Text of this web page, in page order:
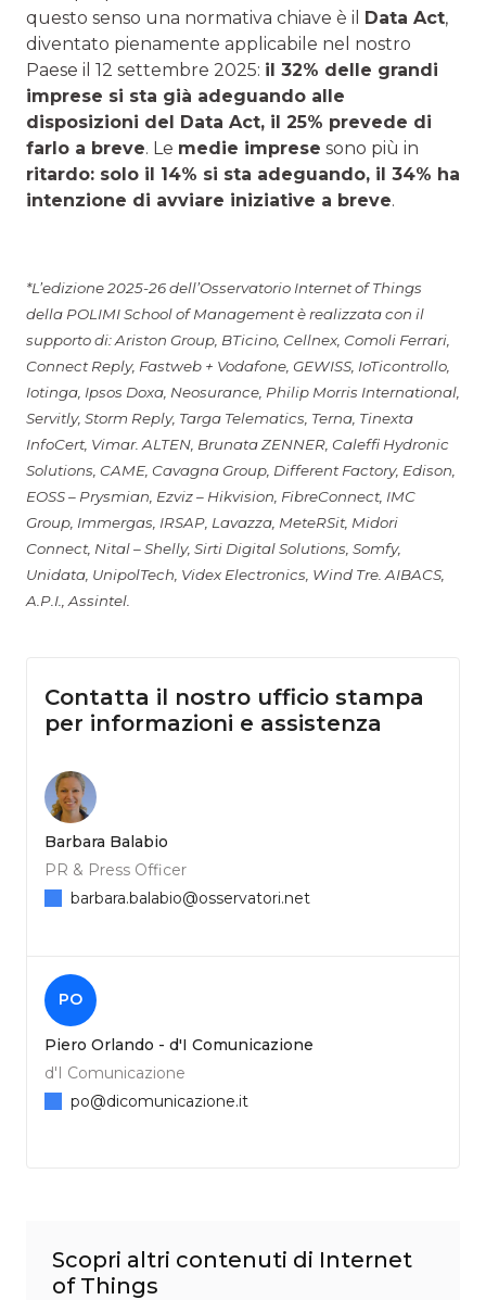
questo senso una normativa chiave è il Data Act,
diventato pienamente applicabile nel nostro
Paese il 12 settembre 2025: il 32% delle grandi
imprese si sta già adeguando alle
disposizioni del Data Act, il 25% prevede di
farlo a breve. Le medie imprese sono più in
ritardo: solo il 14% si sta adeguando, il 34% ha
intenzione di avviare iniziative a breve.
*L’edizione 2025-26 dell’Osservatorio Internet of Things
della POLIMI School of Management è realizzata con il
supporto di:Ariston Group, BTicino, Cellnex, Comoli Ferrari,
Connect Reply, Fastweb + Vodafone, GEWISS, IoTicontrollo,
Iotinga, Ipsos Doxa, Neosurance, Philip Morris International,
Servitly, Storm Reply, Targa Telematics, Terna, Tinexta
InfoCert, Vimar. ALTEN, Brunata ZENNER, Caleffi Hydronic
Solutions, CAME, Cavagna Group, Different Factory, Edison,
EOSS – Prysmian, Ezviz – Hikvision, FibreConnect, IMC
Group, Immergas, IRSAP, Lavazza, MeteRSit, Midori
Connect, Nital – Shelly, Sirti Digital Solutions, Somfy,
Unidata, UnipolTech, Videx Electronics, Wind Tre. AIBACS,
A.P.I., Assintel.
Contatta il nostro ufficio stampa
per informazioni e assistenza
Barbara Balabio
PR & Press Officer
barbara.balabio@osservatori.net
PO
Piero Orlando - d'I Comunicazione
d'I Comunicazione
po@dicomunicazione.it
Scopri altri contenuti di Internet
of Things